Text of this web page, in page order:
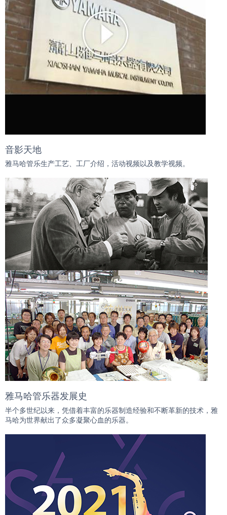
音影天地
雅马哈管乐生产工艺、工厂介绍，活动视频以及教学视频。
雅马哈管乐器发展史
半个多世纪以来，凭借着丰富的乐器制造经验和不断革新的技术，雅
马哈为世界献出了众多凝聚心血的乐器。